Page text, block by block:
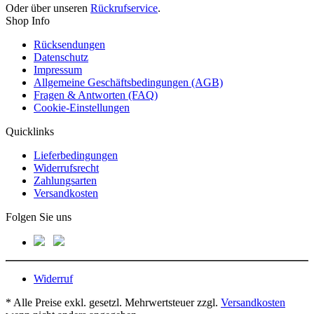
Oder über unseren Rückrufservice.
Shop Info
Rücksendungen
Datenschutz
Impressum
Allgemeine Geschäftsbedingungen (AGB)
Fragen & Antworten (FAQ)
Cookie-Einstellungen
Quicklinks
Lieferbedingungen
Widerrufsrecht
Zahlungsarten
Versandkosten
Folgen Sie uns
Widerruf
* Alle Preise exkl. gesetzl. Mehrwertsteuer zzgl. Versandkosten